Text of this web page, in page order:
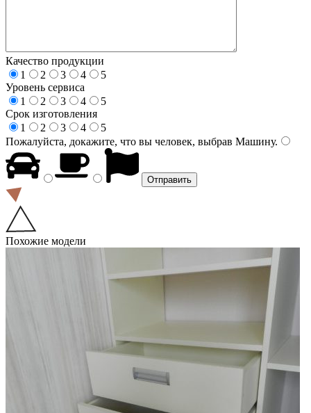
Качество продукции
1
2 3 4
5
Уровень сервиса
1
2 3 4
5
Срок изготовления
1
2 3 4
5
Пожалуйста, докажите, что вы человек, выбрав Машину.
Похожие модели